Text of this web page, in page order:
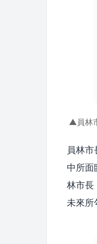
▲員林
員林
中所面
林市長
未來所